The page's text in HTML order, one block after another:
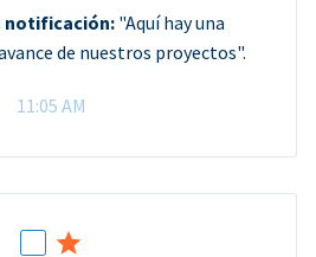
notificación:"Aquí hay una
de nuestros proyectos".
11:05 AM